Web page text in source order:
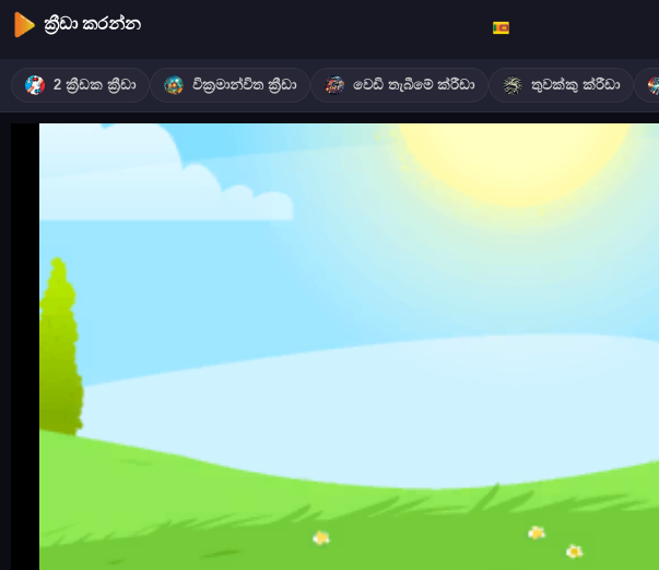
ක්‍රීඩා කරන්න
2 ක්‍රීඩක ක්‍රීඩා වික්‍රමාන්විත ක්‍රීඩා වෙඩි තැබීමේ ක්රීඩා තුවක්කු ක්රීඩා